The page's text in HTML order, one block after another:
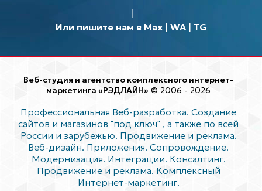
Или пишите нам в Max| WA| TG
Веб-студия и агентство комплексного интернет-
маркетинга «РЭДЛАЙН» © 2006 - 2026
Профессиональная Веб-разработка. Создание
сайтов и магазинов "под ключ" , а также по всей
России и зарубежью. Продвижение и реклама.
Веб-дизайн. Приложения. Сопровождение.
Модернизация. Интеграции. Консалтинг.
Продвижение и реклама. Комплексный
Интернет-маркетинг.